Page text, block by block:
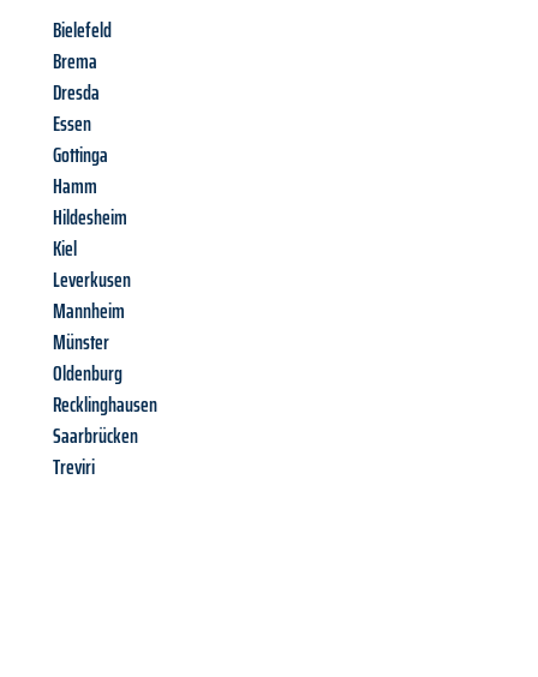
Bielefeld
Brema
Dresda
Essen
Gottinga
Hamm
Hildesheim
Kiel
Leverkusen
Mannheim
Münster
Oldenburg
Recklinghausen
Saarbrücken
Treviri